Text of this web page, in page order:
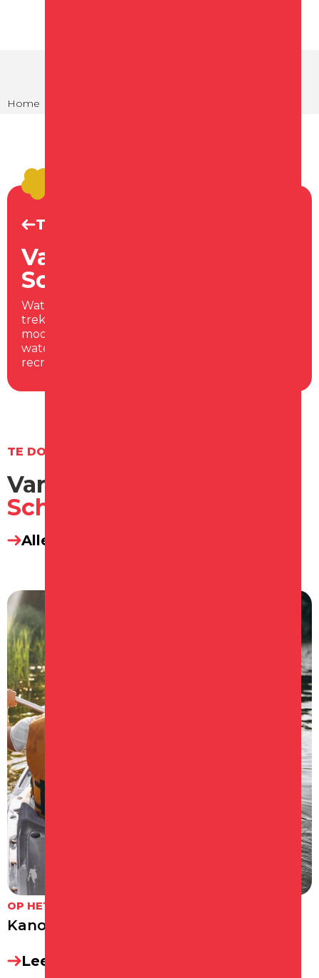
Home
Terug naar Te doen
Varen & havens in
Schagen
Wat is er lekkerder dan de buitenlucht in
trekken en het water op te gaan tijdens een
mooie dag? In Schagen vind je genoeg
waterrecreatie mogelijkheden, zoals de
recreatiehaven en watersportvereniging.
TE DOEN
Varen & havens in
Schagen
Alle varen & havens
OP HET WATER
Kanoroute Schagen
Lees meer